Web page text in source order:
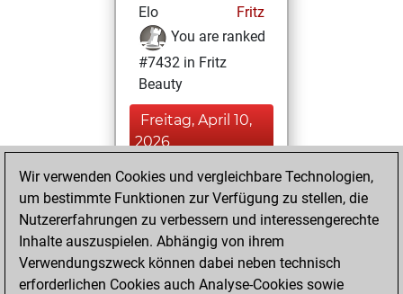
Elo
Fritz
You are ranked
#7432 in Fritz
Beauty
Freitag, April 10,
2026
You achieved a
BeautyScore of 35
Fritz
achieved a new Elo
of 1542
Wir verwenden Cookies und vergleichbare Technologien,
um bestimmte Funktionen zur Verfügung zu stellen, die
Nutzererfahrungen zu verbessern und interessengerechte
Inhalte auszuspielen. Abhängig von ihrem
Verwendungszweck können dabei neben technisch
erforderlichen Cookies auch Analyse-Cookies sowie